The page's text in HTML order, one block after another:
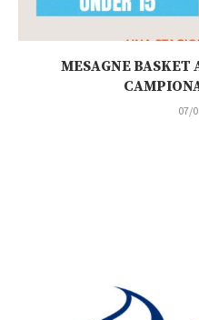
MESAGNE
07/